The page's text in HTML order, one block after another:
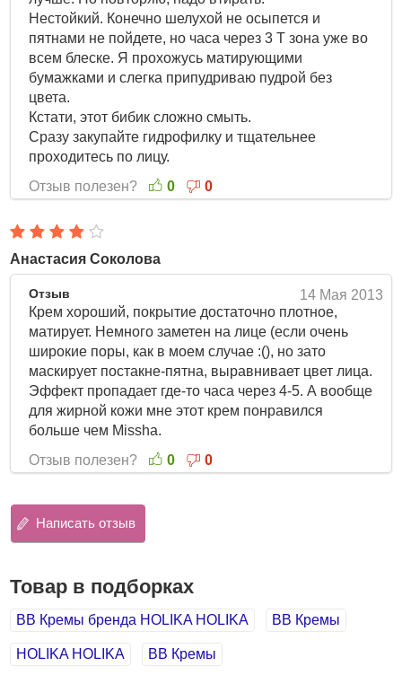
Нестойкий. Конечно шелухой не осыпется и
пятнами не пойдете, но часа через 3 Т зона уже во
всем блеске. Я прохожусь матирующими
бумажками и слегка припудриваю пудрой без
цвета.
Кстати, этот бибик сложно смыть.
Сразу закупайте гидрофилку и тщательнее
проходитесь по лицу.
Отзыв полезен?
0 0
Анастасия Соколова
14 Мая 2013
Отзыв
Крем хороший, покрытие достаточно плотное,
матирует. Немного заметен на лице (если очень
широкие поры, как в моем случае :(), но зато
маскирует постакне-пятна, выравнивает цвет лица.
Эффект пропадает где-то часа через 4-5. А вообще
для жирной кожи мне этот крем понравился
больше чем Missha.
Отзыв полезен?
0 0
Написать отзыв
Товар в подборках
BB Кремы бренда HOLIKA HOLIKA BB Кремы
HOLIKA HOLIKA BB Кремы